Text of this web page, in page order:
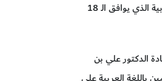
عنوان «الفصحى على قنوات التواصل الاجتماعي»، بمناسبة اليوم العالمي للغة العربية الذي يوافق الـ 18
الدكتور علي بن